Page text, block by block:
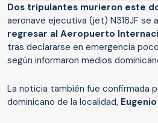
Dos tripulantes murieron este
aeronave ejecutiva (jet) N318JF se
regresar al Aeropuerto
tras declararse en emergencia
según informaron medios
La noticia también fue confirmada
dominicano de la localidad,